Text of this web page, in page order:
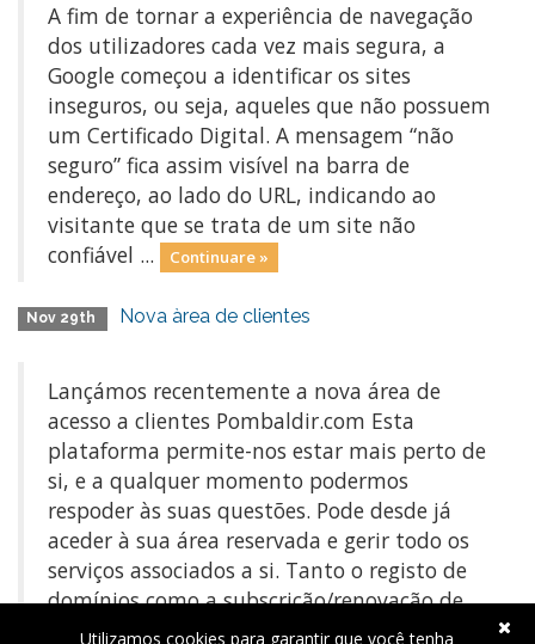
A fim de tornar a experiência de navegação
dos utilizadores cada vez mais segura, a
Google começou a identificar os sites
inseguros, ou seja, aqueles que não possuem
um Certificado Digital. A mensagem “não
seguro” fica assim visível na barra de
endereço, ao lado do URL, indicando ao
visitante que se trata de um site não
confiável ...
Continuare »
Nov 29th Nova àrea de clientes
Lançámos recentemente a nova área de
acesso a clientes Pombaldir.com Esta
plataforma permite-nos estar mais perto de
si, e a qualquer momento podermos
respoder às suas questões. Pode desde já
aceder à sua área reservada e gerir todo os
serviços associados a si. Tanto o registo de
domínios como a subscrição/renovação de
hosting está ... Continuare »
Utilizamos cookies para garantir que você tenha